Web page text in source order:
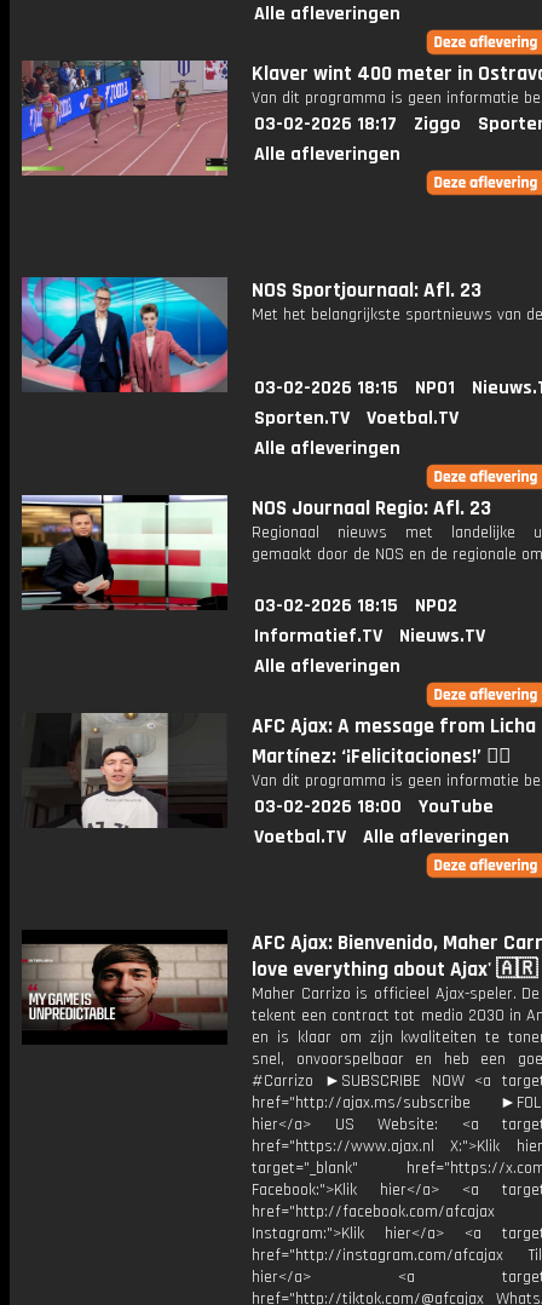
Alle afleveringen
Klaver wint 400 meter in
Van dit programma is geen informatie
03-02-2026 18:17 Ziggo
Alle afleveringen
NOS Sportjournaal: Afl. 23
Met het belangrijkste sportnieuws van
03-02-2026 18:15 NPO1
Sporten.TV
Voetbal.TV
Alle afleveringen
NOS Journaal Regio: Afl. 23
Regionaal nieuws met landelijke
gemaakt door de NOS en de regionale
03-02-2026 18:15
NPO2
Informatief.TV
Nieuws.TV
Alle afleveringen
AFC Ajax: A message from Licha
Martínez: ‘¡Felicitaciones!’ ❤️‍🔥
Van dit programma is geen informatie
03-02-2026 18:00
YouTube
Voetbal.TV
Alle afleveringen
AFC Ajax: Bienvenido, Maher
love everything about Ajax' 🇦🇷
Maher Carrizo is officieel Ajax-speler.
tekent een contract tot medio 2030 in
en is klaar om zijn kwaliteiten te
snel, onvoorspelbaar en heb een
#Carrizo ►SUBSCRIBE NOW <a
href="http://ajax.ms/subscribe
hier</a> US Website: <a
href="https://www.ajax.nl X:">Klik
target="_blank" href="https://x.com/
Facebook:">Klik hier</a> <a
href="http://facebook.com/afcajax
Instagram:">Klik hier</a> <a
href="http://instagram.com/afcajax
hier</a> <a
href="http://tiktok.com/@afcajax